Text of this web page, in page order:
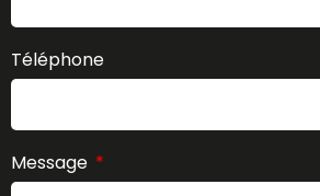
Téléphone
Message